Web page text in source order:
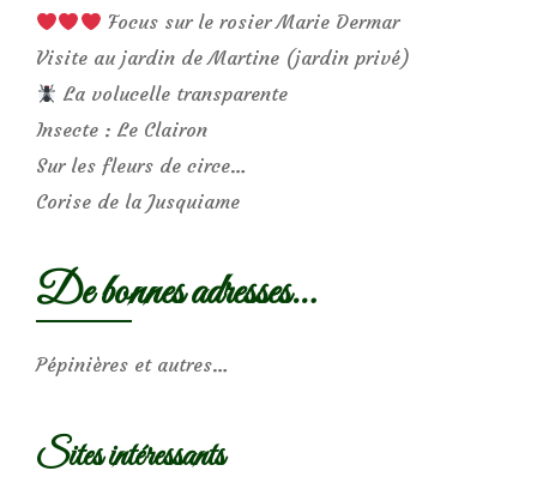
Focus sur le rosier Marie Dermar
Visite au jardin de Martine (jardin privé)
La volucelle transparente
Insecte : Le Clairon
Sur les fleurs de circe…
Corise de la Jusquiame
De bonnes adresses…
Pépinières et autres…
Sites intéressants